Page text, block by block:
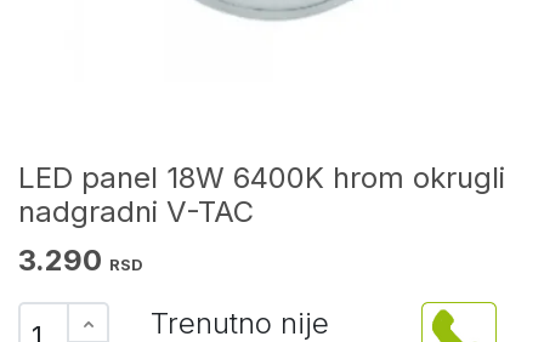
LED panel 18W 6400K hrom okrugli
nadgradni V-TAC
3.290 RSD
Trenutno nije